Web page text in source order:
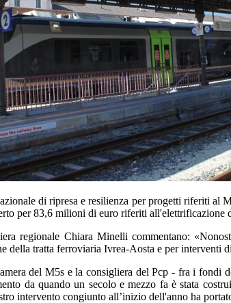
di ripresa e resilienza per progetti riferiti al
per 83,6 milioni di euro riferiti
regionale Chiara Minelli commentano:
della tratta ferroviaria Ivrea-Aosta e per interventi
del M5s e la consigliera del Pcp - fra i
da quando un secolo e mezzo fa è stata
intervento congiunto all’inizio dell'anno ha